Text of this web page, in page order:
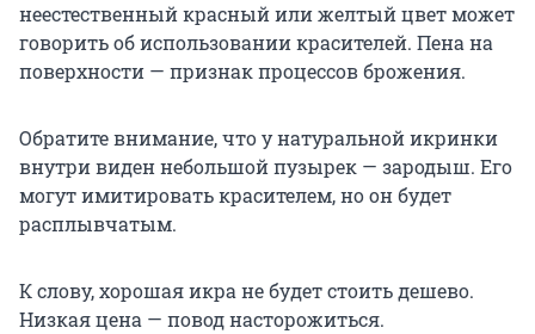
неестественный красный или желтый цвет может
говорить об использовании красителей. Пена на
поверхности — признак процессов брожения.
Обратите внимание, что у натуральной икринки
внутри виден небольшой пузырек — зародыш. Его
могут имитировать красителем, но он будет
расплывчатым.
К слову, хорошая икра не будет стоить дешево.
Низкая цена — повод насторожиться.